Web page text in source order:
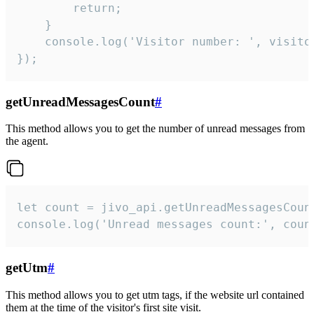
        return;
    }
console.log('Visitor number: ',
});
getUnreadMessagesCount#
This method allows you to get the number of unread messages from
the agent.
let count =
console.log('Unread messages count:',
getUtm#
This method allows you to get utm tags, if the website url contained
them at the time of the visitor's first site visit.